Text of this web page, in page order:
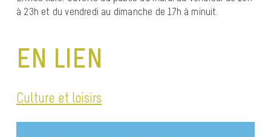
à 23h et du vendredi au dimanche de 17h à minuit.
EN LIEN
Culture et loisirs